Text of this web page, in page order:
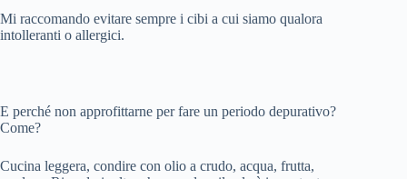
Mi raccomando evitare sempre i cibi a cui siamo qualora
intolleranti o allergici.
E perché non approfittarne per fare un periodo depurativo?
Come?
Cucina leggera, condire con olio a crudo, acqua, frutta,